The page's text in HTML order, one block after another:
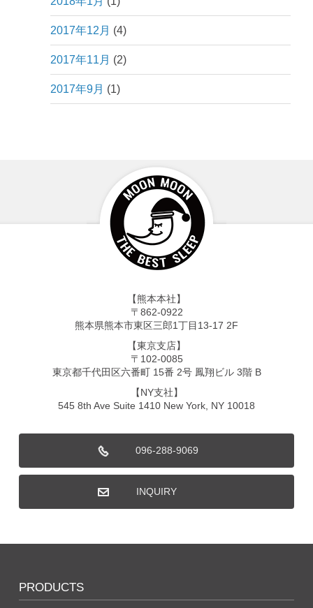
2017年12月 (4)
2017年11月 (2)
2017年9月 (1)
【熊本本社】
〒862-0922
熊本県熊本市東区三郎1丁目13-17 2F
【東京支店】
〒102-0085
東京都千代田区六番町 15番 2号 鳳翔ビル 3階 B
【NY支社】
545 8th Ave Suite 1410 New York, NY 10018
096-288-9069
INQUIRY
PRODUCTS